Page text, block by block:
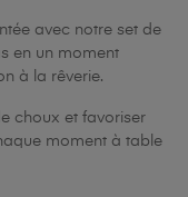
avec notre set de
en un moment
à la rêverie.
choux et favoriser
moment à table